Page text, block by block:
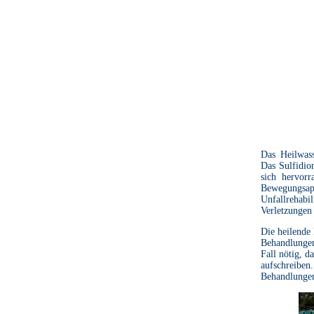
Das
Das
sich
Die heilende
Fall nötig,